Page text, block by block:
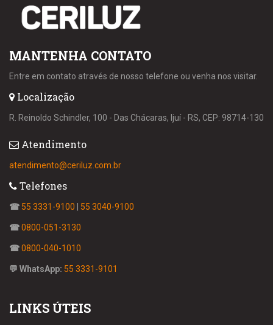
MANTENHA CONTATO
Entre em contato através de nosso telefone ou venha nos visitar.
Localização
R. Reinoldo Schindler, 100 - Das Chácaras, Ijuí - RS, CEP: 98714-130
Atendimento
atendimento@ceriluz.com.br
Telefones
☎ 55 3331-9100 55 3040-9100
☎0800-051-3130
☎0800-040-1010
💬 WhatsApp: 55 3331-9101
LINKS ÚTEIS